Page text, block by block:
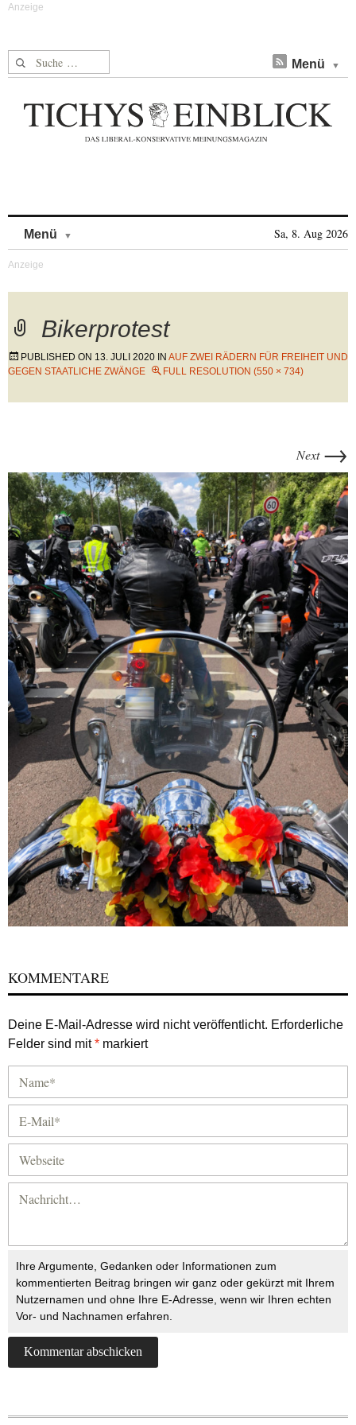
Suche nach: Menü
Menü Sa, 8. Aug 2026
Bikerprotest
PUBLISHED ON 13. JULI 2020 IN AUF ZWEI RÄDERN FÜR FREIHEIT UND
GEGEN STAATLICHE ZWÄNGE
FULL RESOLUTION (550 × 734)
Next →
KOMMENTARE
Deine E-Mail-Adresse wird nicht veröffentlicht. Erforderliche
Felder sind mit* markiert
Ihre Argumente, Gedanken oder Informationen zum
kommentierten Beitrag bringen wir ganz oder gekürzt mit Ihrem
Nutzernamen und ohne Ihre E-Adresse, wenn wir Ihren echten
Vor- und Nachnamen erfahren.